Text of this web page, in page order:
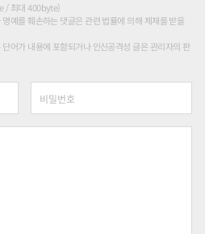
/ 최대 400byte)
예를 훼손하는 댓글은 관련 법률에 의해 제재를 받을
어가 내용에 포함되거나 인신공격성 글은 관리자의 판